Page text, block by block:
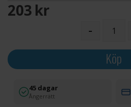
203 SEK
-
Köp
45 dagar
Ångerrätt